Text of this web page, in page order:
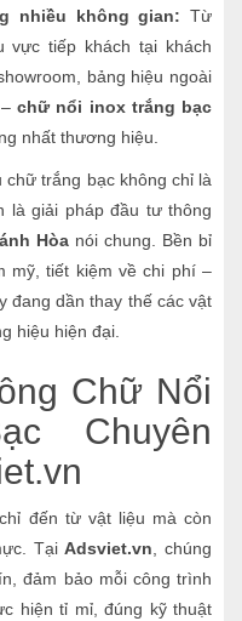
nhiều không gian: Từ
vực tiếp khách tại khách
bảng hiệu ngoài
–chữ nổi inox trắng bạc
nhất thương hiệu.
trắng bạc không chỉ là
là giải pháp đầu tư thông
Hòa nói chung. Bền bỉ
mỹ, tiết kiệm về chi phí –
đang dần thay thế các vật
hiệu hiện đại.
Chữ Nổi
Chuyên
đến từ vật liệu mà còn
TạiAdsviet.vn , chúng
đảm bảo mỗi công trình
hiện tỉ mỉ, đúng kỹ thuật